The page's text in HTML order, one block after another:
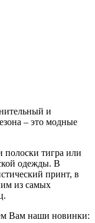
и
– это модные
тигра или
одежды. В
принт, в
из самых
Вам наши новинки: